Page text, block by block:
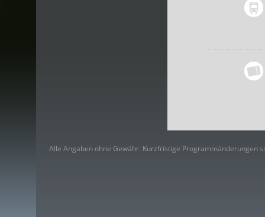
Alle Angaben ohne Gewähr. Kurzfristige Programmänderungen